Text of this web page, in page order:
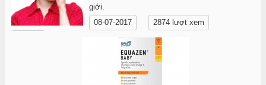
giới.
08-07-2017
2874 lượt xem